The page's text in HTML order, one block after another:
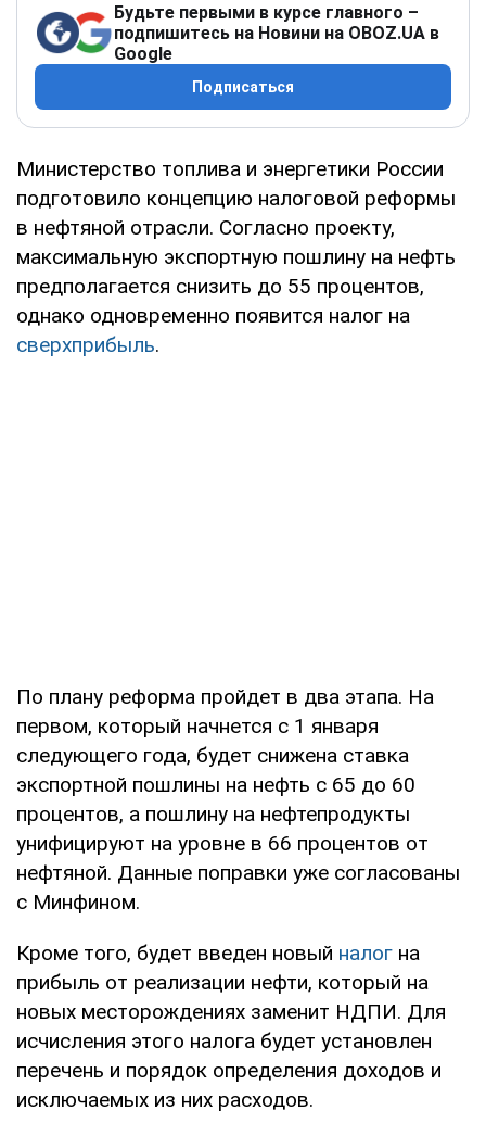
Будьте первыми в курсе главного –
подпишитесь на Новини на OBOZ.UA в
Google
Подписаться
Министерство топлива и энергетики России
подготовило концепцию налоговой реформы
в нефтяной отрасли. Согласно проекту,
максимальную экспортную пошлину на нефть
предполагается снизить до 55 процентов,
однако одновременно появится налог на
сверхприбыль.
По плану реформа пройдет в два этапа. На
первом, который начнется с 1 января
следующего года, будет снижена ставка
экспортной пошлины на нефть с 65 до 60
процентов, а пошлину на нефтепродукты
унифицируют на уровне в 66 процентов от
нефтяной. Данные поправки уже согласованы
с Минфином.
Кроме того, будет введен новый налог на
прибыль от реализации нефти, который на
новых месторождениях заменит НДПИ. Для
исчисления этого налога будет установлен
перечень и порядок определения доходов и
исключаемых из них расходов.